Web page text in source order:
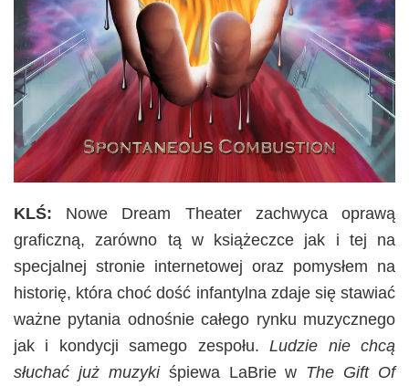
KLŚ: Nowe Dream Theater zachwyca oprawą
graficzną, zarówno tą w książeczce jak i tej na
specjalnej stronie internetowej oraz pomysłem na
historię, która choć dość infantylna zdaje się stawiać
ważne pytania odnośnie całego rynku muzycznego
jak i kondycji samego zespołu.Ludzie nie chcą
słuchać już muzykiśpiewa LaBrie w The Gift Of